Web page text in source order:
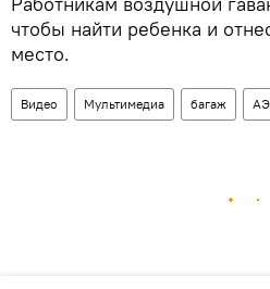
чтобы найти ребенка и
место.
Видео Мультимедиа багаж